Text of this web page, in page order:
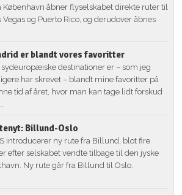
København åbner flyselskabet direkte ruter til
Vegas og Puerto Rico, og derudover åbnes
er blandt vores favoritter
sydeuropæiske destinationer er – som jeg
har skrevet – blandt mine favoritter på
tid af året, hvor man kan tage lidt forskud
Billund-Oslo
introducerer ny rute fra Billund, blot fire
efter selskabet vendte tilbage til den jyske
Ny rute går fra Billund til Oslo.